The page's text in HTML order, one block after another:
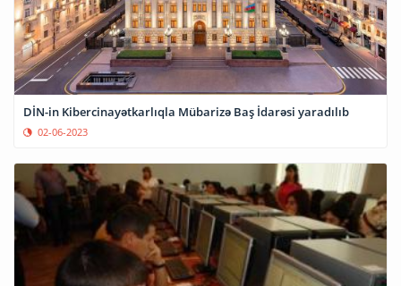
DİN-in Kibercinayətkarlıqla Mübarizə Baş İdarəsi yaradılıb
02-06-2023